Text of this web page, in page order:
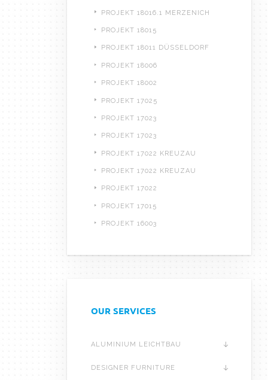
PROJEKT 18016.1 MERZENICH
PROJEKT 18015
PROJEKT 18011 DÜSSELDORF
PROJEKT 18006
PROJEKT 18002
PROJEKT 17025
PROJEKT 17023
PROJEKT 17023
PROJEKT 17022 KREUZAU
PROJEKT 17022 KREUZAU
PROJEKT 17022
PROJEKT 17015
PROJEKT 16003
OUR SERVICES
ALUMINIUM LEICHTBAU
DESIGNER FURNITURE